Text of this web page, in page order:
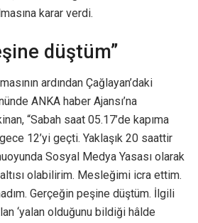
karar verdi.
düştüm”
ardından Çağlayan’daki
ANKA haber Ajansı’na
“Sabah saat 05.17’de kapıma
12’yi geçti. Yaklaşık 20 saattir
Sosyal Medya Yasası olarak
olabilirim. Mesleğimi icra ettim.
Gerçeğin peşine düştüm. İlgili
‘yalan olduğunu bildiği hâlde